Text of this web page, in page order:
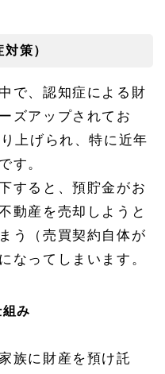
策）
で、認知症による財
ズアップされてお
上げられ、特に近年
す。
すると、預貯金がお
動産を売却しようと
う（売買契約自体が
なってしまいます。
み
族に財産を預け託